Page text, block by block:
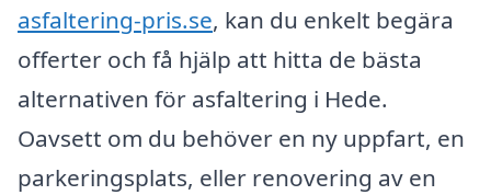
asfaltering-pris.se, kan du enkelt begära
offerter och få hjälp att hitta de bästa
alternativen för asfaltering i Hede.
Oavsett om du behöver en ny uppfart, en
parkeringsplats, eller renovering av en